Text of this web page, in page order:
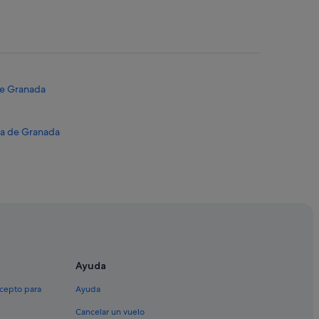
Granada
de Granada
Ana
para
Ayuda
Ayuda
Cancelar un vuelo